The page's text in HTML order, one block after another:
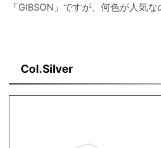
「GIBSON」ですが、何色が人気
Col.Silver